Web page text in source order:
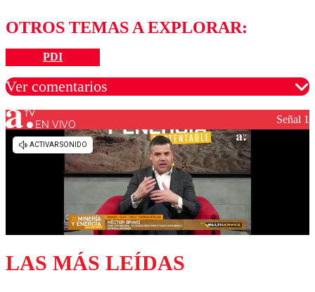
OTROS TEMAS A EXPLORAR:
PDI
Ver comentarios
Los comentarios son moderados para garantizar un
diálogo respetuoso.
EN VIVO Señal 1
LAS MÁS LEÍDAS